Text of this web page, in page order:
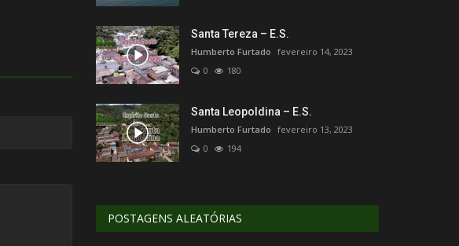
Santa Tereza – E.S.
Humberto Furtado fevereiro 14, 2023
0
180
Santa Leopoldina – E.S.
Humberto Furtado fevereiro 13, 2023
0
194
POSTAGENS ALEATÓRIAS